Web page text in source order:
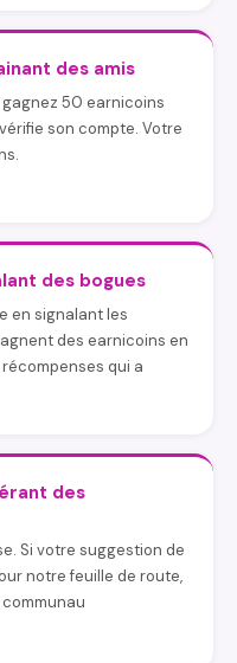
des amis
50 earnicoins
son compte. Votre
des bogues
en signalant les
des earnicoins en
qui a
des
Si votre suggestion de
notre feuille de route,